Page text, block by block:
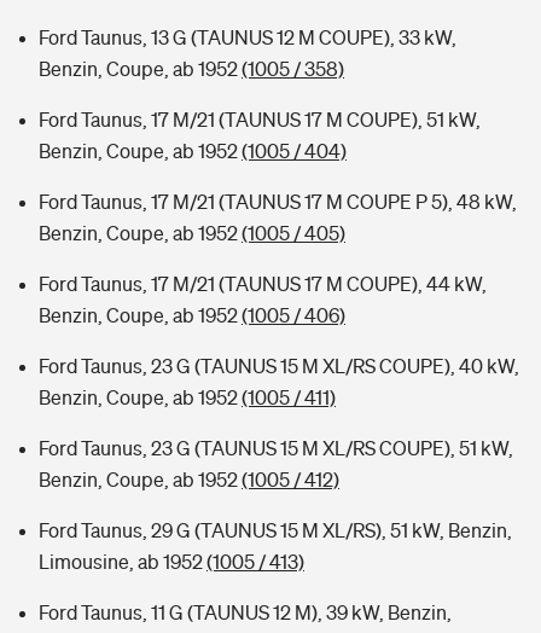
Ford Taunus, 13 G (TAUNUS 12 M COUPE), 33 kW,
Benzin, Coupe, ab 1952(1005 / 358)
Ford Taunus, 17 M/21 (TAUNUS 17 M COUPE), 51 kW,
Benzin, Coupe, ab 1952(1005 / 404)
Ford Taunus, 17 M/21 (TAUNUS 17 M COUPE P 5), 48 kW,
Benzin, Coupe, ab 1952(1005 / 405)
Ford Taunus, 17 M/21 (TAUNUS 17 M COUPE), 44 kW,
Benzin, Coupe, ab 1952(1005 / 406)
Ford Taunus, 23 G (TAUNUS 15 M XL/RS COUPE), 40 kW,
Benzin, Coupe, ab 1952(1005 / 411)
Ford Taunus, 23 G (TAUNUS 15 M XL/RS COUPE), 51 kW,
Benzin, Coupe, ab 1952(1005 / 412)
Ford Taunus, 29 G (TAUNUS 15 M XL/RS), 51 kW, Benzin,
Limousine, ab 1952(1005 / 413)
Ford Taunus, 11 G (TAUNUS 12 M), 39 kW, Benzin,